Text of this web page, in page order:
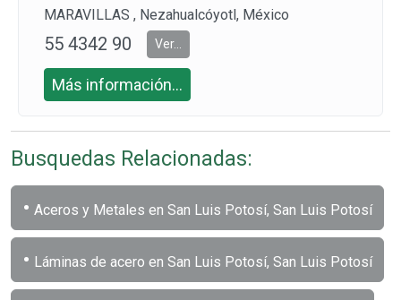
MARAVILLAS , Nezahualcóyotl, México
55 4342 90
78
Ver...
Más información...
Busquedas Relacionadas:
• Aceros y Metales en San Luis Potosí, San Luis Potosí
• Láminas de acero en San Luis Potosí, San Luis Potosí